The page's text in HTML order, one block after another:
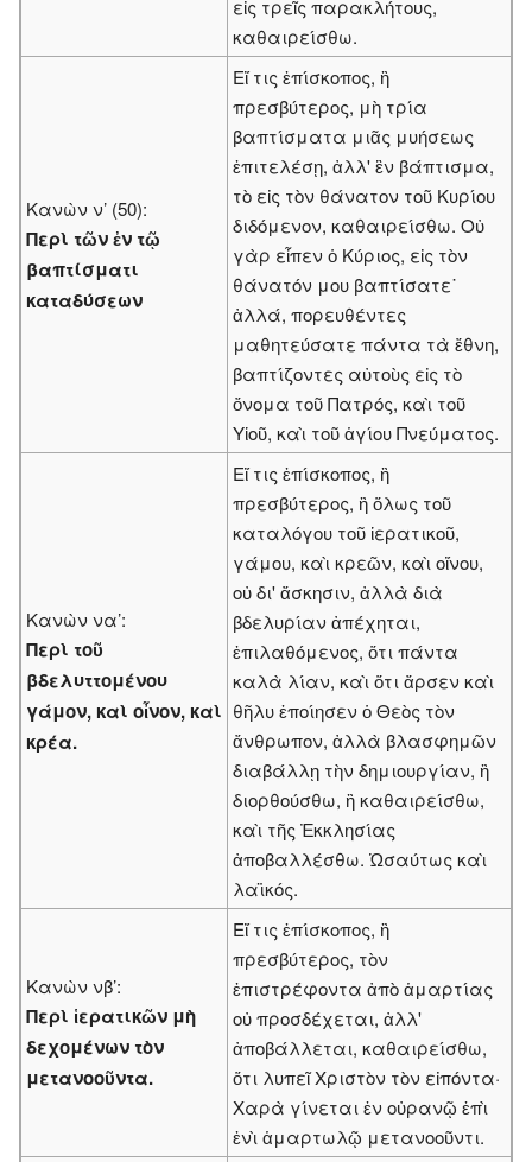
εἰς τρεῖς παρακλήτους,
καθαιρείσθω.
Κανὼν ν’ (50):
Περὶ τῶν ἐν τῷ
βαπτίσματι
καταδύσεων
Εἴ τις ἐπίσκοπος, ἢ
πρεσβύτερος, μὴ τρία
βαπτίσματα μιᾶς μυήσεως
ἐπιτελέσῃ, ἀλλ' ἓν βάπτισμα,
τὸ εἰς τὸν θάνατον τοῦ Κυρίου
διδόμενον, καθαιρείσθω. Οὐ
γὰρ εἶπεν ὁ Κύριος, εἰς τὸν
θάνατόν μου βαπτίσατε˙
ἀλλά, πορευθέντες
μαθητεύσατε πάντα τὰ ἔθνη,
βαπτίζοντες αὐτοὺς εἰς τὸ
ὄνομα τοῦ Πατρός, καὶ τοῦ
Υἱοῦ, καὶ τοῦ ἁγίου Πνεύματος.
Κανὼν να’:
Περὶ τοῦ
βδελυττομένου
γάμον, καὶ οἶνον, καὶ
κρέα.
Εἴ τις ἐπίσκοπος, ἢ
πρεσβύτερος, ἢ ὅλως τοῦ
καταλόγου τοῦ ἱερατικοῦ,
γάμου, καὶ κρεῶν, καὶ οἴνου,
οὐ δι' ἄσκησιν, ἀλλὰ διὰ
βδελυρίαν ἀπέχηται,
ἐπιλαθόμενος, ὅτι πάντα
καλὰ λίαν, καὶ ὅτι ἄρσεν καὶ
θῆλυ ἐποίησεν ὁ Θεὸς τὸν
ἄνθρωπον, ἀλλὰ βλασφημῶν
διαβάλλῃ τὴν δημιουργίαν, ἢ
διορθούσθω, ἢ καθαιρείσθω,
καὶ τῆς Ἐκκλησίας
ἀποβαλλέσθω. Ὡσαύτως καὶ
λαϊκός.
Κανὼν νβ’:
Περὶ ἱερατικῶν μὴ
δεχομένων τὸν
μετανοοῦντα.
Εἴ τις ἐπίσκοπος, ἢ
πρεσβύτερος, τὸν
ἐπιστρέφοντα ἀπὸ ἁμαρτίας
οὐ προσδέχεται, ἀλλ'
ἀποβάλλεται, καθαιρείσθω,
ὅτι λυπεῖ Χριστὸν τὸν εἰπόντα·
Χαρὰ γίνεται ἐν οὐρανῷ ἐπὶ
ἐνὶ ἁμαρτωλῷ μετανοοῦντι.